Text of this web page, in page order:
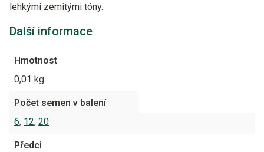
lehkými zemitými tóny.
Další informace
Hmotnost
0,01 kg
Počet semen v balení
6, 12, 20
Předci